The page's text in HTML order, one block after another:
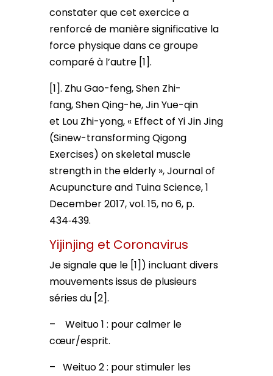
constater que cet exercice a
renforcé de manière significative la
force physique dans ce groupe
comparé à l’autre [1].
[1]. Zhu Gao-feng, Shen Zhi-
fang, Shen Qing-he, Jin Yue-qin
et Lou Zhi-yong, « Effect of Yi Jin Jing
(Sinew-transforming Qigong
Exercises) on skeletal muscle
strength in the elderly », Journal of
Acupuncture and Tuina Science, 1
December 2017, vol. 15, no 6, p.
434‑439.
Yijinjing et Coronavirus
Je signale que le [1]) incluant divers
mouvements issus de plusieurs
séries du [2].
– Weituo 1 : pour calmer le
cœur/esprit.
– Weituo 2 : pour stimuler les